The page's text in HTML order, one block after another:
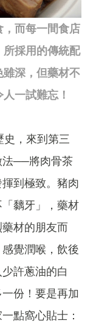
而每一間食店
採用的傳統配
深，但藥材不
一試難忘！
，來到第三
法──將肉骨茶
到極致。豬肉
黐牙」，藥材
材的朋友而
覺潤喉，飲後
許蔥油的白
份！要是再加
點窩心貼士：